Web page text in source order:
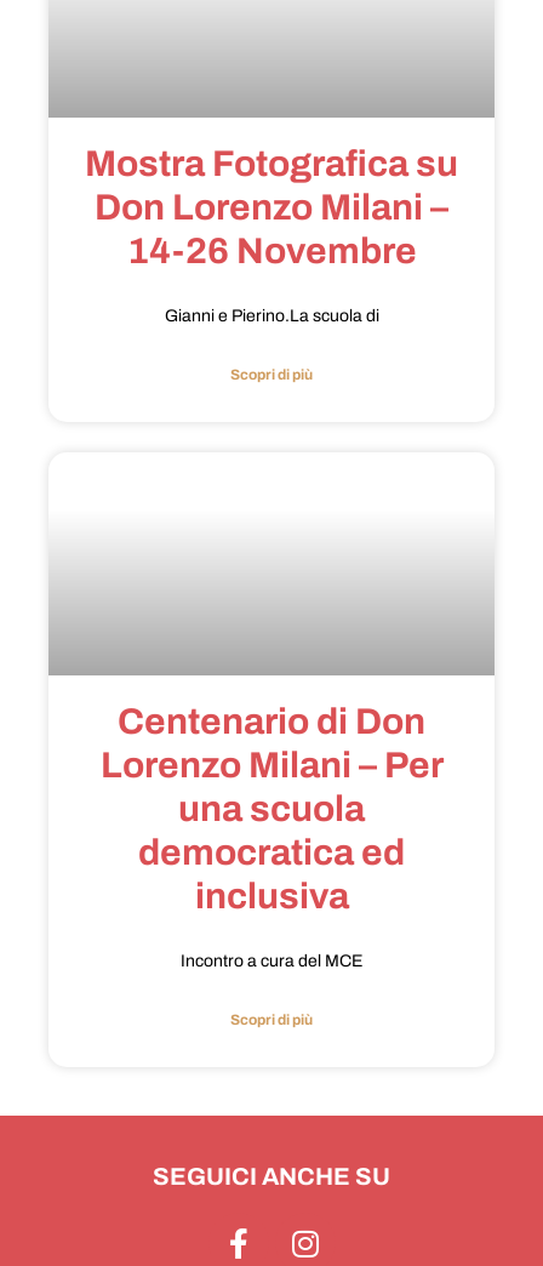
Mostra Fotografica su
Don Lorenzo Milani –
14-26 Novembre
Gianni e Pierino.La scuola di
Scopri di più
Centenario di Don
Lorenzo Milani – Per
una scuola
democratica ed
inclusiva
Incontro a cura del MCE
Scopri di più
SEGUICI ANCHE SU